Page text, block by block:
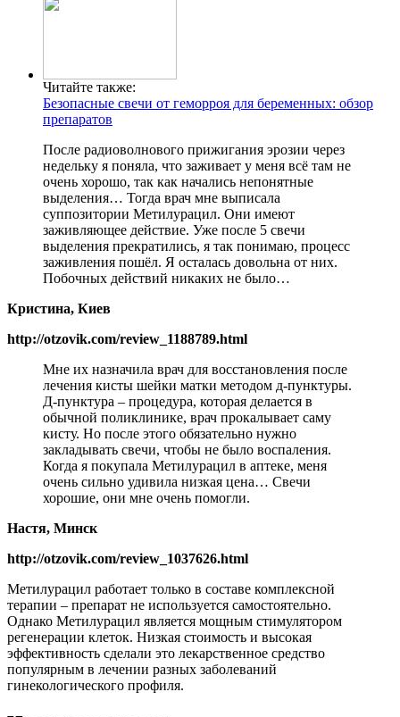
Читайте также:
Безопасные свечи от геморроя для беременных: обзор
препаратов
После радиоволнового прижигания эрозии через
недельку я поняла, что заживает у меня всё там не
очень хорошо, так как начались непонятные
выделения… Тогда врач мне выписала
суппозитории Метилурацил. Они имеют
заживляющее действие. Уже после 5 свечи
выделения прекратились, я так понимаю, процесс
заживления пошёл. Я осталась довольна от них.
Побочных действий никаких не было…
Кристина, Киев
http://otzovik.com/review_1188789.html
Мне их назначила врач для восстановления после
лечения кисты шейки матки методом д-пунктуры.
Д-пунктура – процедура, которая делается в
обычной поликлинике, врач прокалывает саму
кисту. Но после этого обязательно нужно
закладывать свечи, чтобы не было воспаления.
Когда я покупала Метилурацил в аптеке, меня
очень сильно удивила низкая цена… Свечи
хорошие, они мне очень помогли.
Настя, Минск
http://otzovik.com/review_1037626.html
Метилурацил работает только в составе комплексной
терапии – препарат не используется самостоятельно.
Однако Метилурацил является мощным стимулятором
регенерации клеток. Низкая стоимость и высокая
эффективность сделали это лекарственное средство
популярным в лечении разных заболеваний
гинекологического профиля.